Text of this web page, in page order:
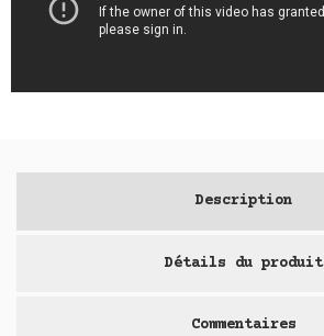
Description
Détails du produit
Commentaires